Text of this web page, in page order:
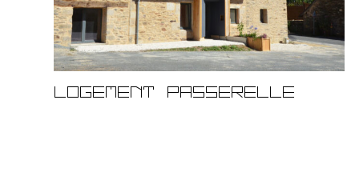
Logement Passerelle